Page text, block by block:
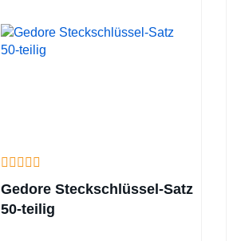
Gedore Steckschlüssel-Satz
50-teilig